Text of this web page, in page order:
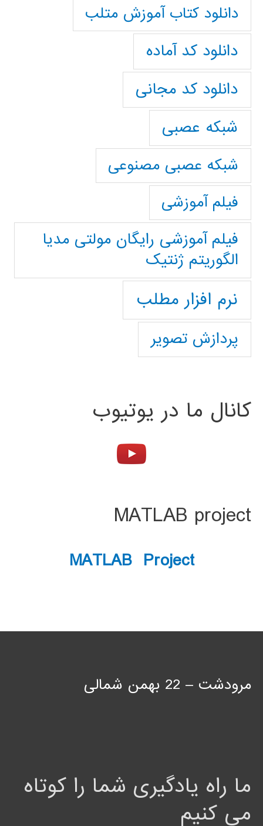
دانلود کتاب آموزش متلب
دانلود کد آماده
دانلود کد مجانی
شبکه عصبی
شبکه عصبی مصنوعی
فیلم آموزشی
فیلم آموزشی رایگان مولتی مدیا
الگوریتم ژنتیک
نرم افزار مطلب
پردازش تصویر
کانال ما در یوتیوب
MATLAB project
MATLAB Project
مرودشت – 22 بهمن شمالی
ما راه یادگیری شما را کوتاه
می کنیم